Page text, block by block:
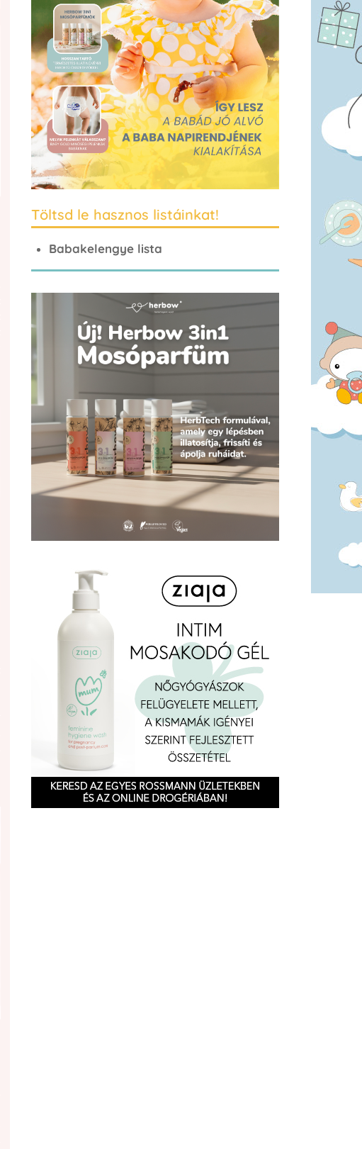
Töltsd le hasznos listáinkat!
Babakelengye lista